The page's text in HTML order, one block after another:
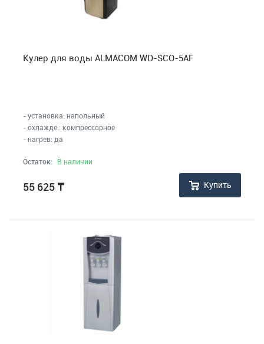
Кулер для воды ALMACOM WD-SСО-5AF
- установка: напольный
- охлажде.: компрессорное
- нагрев: да
Остаток: В наличии
55 625 ₸ Купить